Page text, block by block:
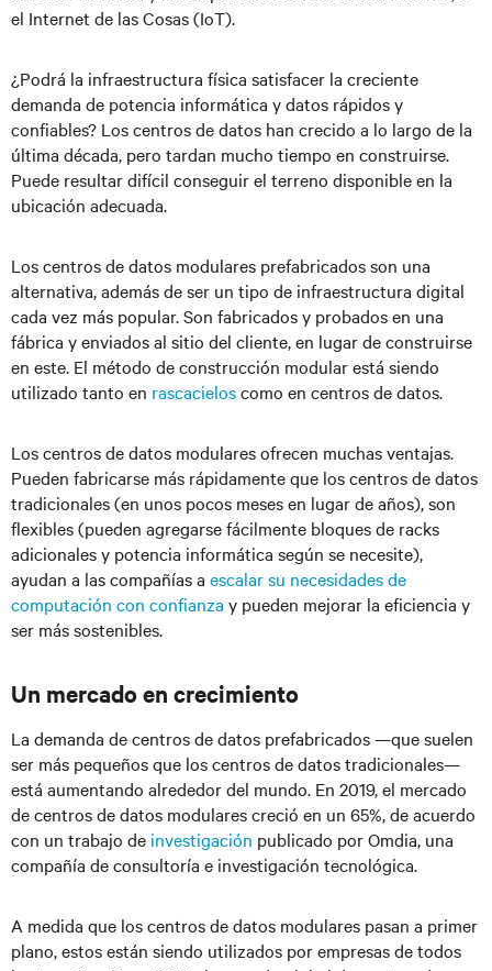
el Internet de las Cosas (IoT).
¿Podrá la infraestructura física satisfacer la creciente
demanda de potencia informática y datos rápidos y
confiables? Los centros de datos han crecido a lo largo de la
última década, pero tardan mucho tiempo en construirse.
Puede resultar difícil conseguir el terreno disponible en la
ubicación adecuada.
Los centros de datos modulares prefabricados son una
alternativa, además de ser un tipo de infraestructura digital
cada vez más popular. Son fabricados y probados en una
fábrica y enviados al sitio del cliente, en lugar de construirse
en este. El método de construcción modular está siendo
utilizado tanto en rascacieloscomo en centros de datos.
Los centros de datos modulares ofrecen muchas ventajas.
Pueden fabricarse más rápidamente que los centros de datos
tradicionales (en unos pocos meses en lugar de años), son
flexibles (pueden agregarse fácilmente bloques de racks
adicionales y potencia informática según se necesite),
ayudan a las compañías a escalar su necesidades de
computación con confianza y pueden mejorar la eficiencia y
ser más sostenibles.
Un mercado en crecimiento
La demanda de centros de datos prefabricados —que suelen
ser más pequeños que los centros de datos tradicionales—
está aumentando alrededor del mundo. En 2019, el mercado
de centros de datos modulares creció en un 65%, de acuerdo
con un trabajo de investigación publicado por Omdia, una
compañía de consultoría e investigación tecnológica.
A medida que los centros de datos modulares pasan a primer
plano, estos están siendo utilizados por empresas de todos